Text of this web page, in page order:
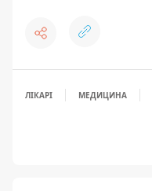
ЛІКАРІ МЕДИЦИНА